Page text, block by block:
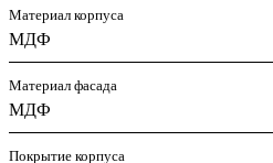
Материал корпуса
МДФ
Материал фасада
МДФ
Покрытие корпуса